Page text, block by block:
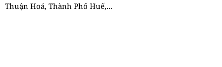
Thuận Hoá, Thành Phố Huế,...